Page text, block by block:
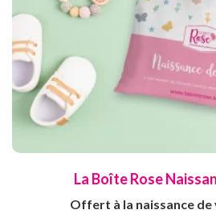
La Boîte Rose
Offert à la naissance